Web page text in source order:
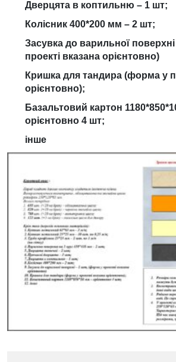
Дверцята в коптильню – 1 шт;
Колісник 400*200 мм – 2 шт;
Засувка до варильної
проекті вказана орієнтовно)
Кришка для тандира (форма у
орієнтовно);
Базальтовий картон
орієнтовно 4 шт;
інше